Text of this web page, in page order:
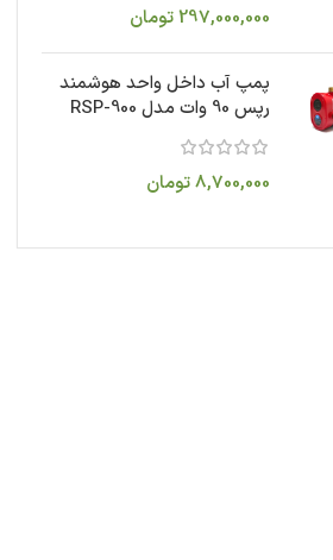
297,000,000تومان
پمپ آب داخل واحد هوشمند
رپس 90 وات مدل RSP-900
8,700,000تومان